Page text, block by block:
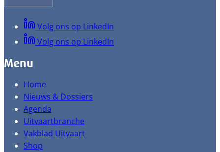
Volg ons op LinkedIn
Volg ons op LinkedIn
Menu
Home
Nieuws & Dossiers
Agenda
Uitvaartbranche
Vakblad Uitvaart
Shop